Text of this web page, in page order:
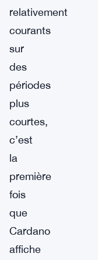
relativement
courants
sur
des
périodes
plus
courtes,
c’est
la
première
fois
que
Cardano
affiche